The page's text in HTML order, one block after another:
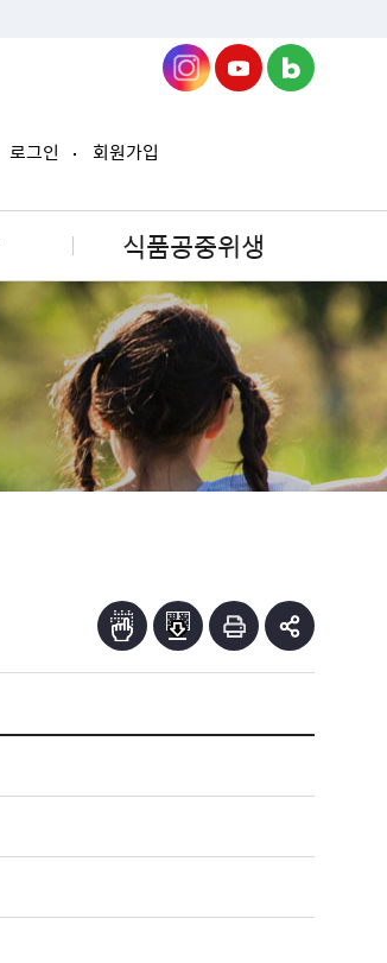
로그인 회원가입
식품공중위생